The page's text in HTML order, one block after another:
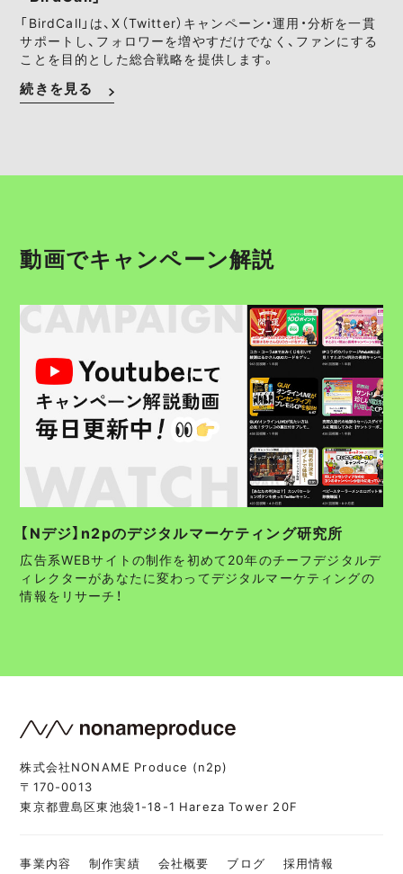
「BirdCall」は、X（Twitter）キャンペーン・運用・分析を一貫
サポートし、フォロワーを増やすだけでなく、ファンにする
ことを目的とした総合戦略を提供します。
続きを見る
動画でキャンペーン解説
【Nデジ】n2pのデジタルマーケティング研究所
広告系WEBサイトの制作を初めて20年のチーフデジタルデ
ィレクターがあなたに変わってデジタルマーケティングの
情報をリサーチ！
株式会社NONAME Produce (n2p)
〒170-0013
東京都豊島区東池袋1-18-1 Hareza Tower 20F
事業内容 制作実績 会社概要 ブログ 採用情報